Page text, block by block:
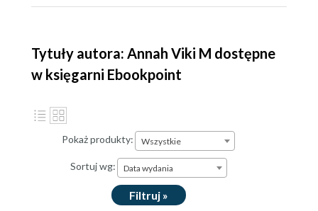
Tytuły autora: Annah Viki M dostępne
w księgarni Ebookpoint
Pokaż produkty: Wszystkie
Sortuj wg: Data wydania
Filtruj »